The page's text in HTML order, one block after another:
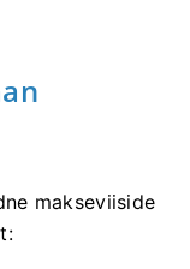
makseviiside